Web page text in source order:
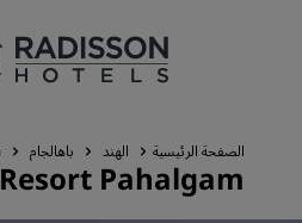
علاماتنا التجارية
الصفحة الرئيسية الهند باهالجام
Pahalgam